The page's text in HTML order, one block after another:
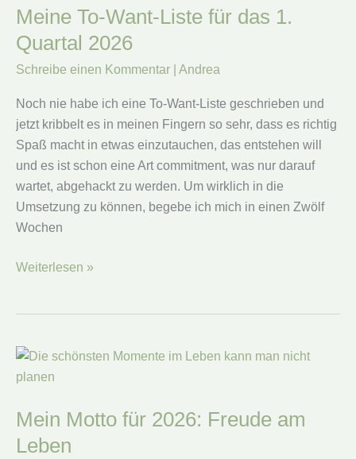
echte
Begegnung
liebe
Meine To-Want-Liste für das 1.
Quartal 2026
Schreibe einen Kommentar Andrea
Noch nie habe ich eine To-Want-Liste geschrieben und
jetzt kribbelt es in meinen Fingern so sehr, dass es richtig
Spaß macht in etwas einzutauchen, das entstehen will
und es ist schon eine Art commitment, was nur darauf
wartet, abgehackt zu werden. Um wirklich in die
Umsetzung zu können, begebe ich mich in einen Zwölf
Wochen
Meine
für
das
Quartal
Weiterlesen »
Mein Motto für 2026: Freude am
Leben